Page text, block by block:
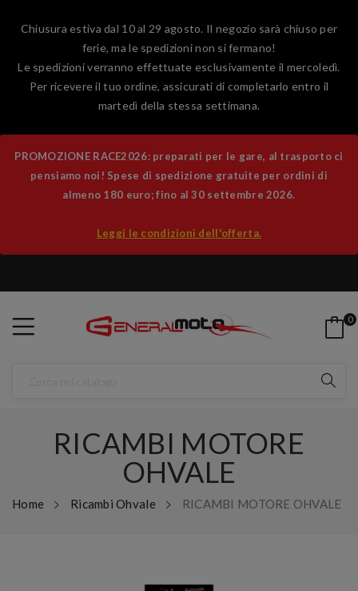
Chiusura estiva dal 10 al 29 agosto. Il negozio sarà chiuso per
ferie, ma le spedizioni non si fermano!
Le spedizioni verranno effettuate esclusivamente il mercoledì.
Per ricevere il tuo ordine, assicurati di completarlo entro il
martedì della stessa settimana.
PROMOZIONE RACE2026: preparati per le gare, al trasporto ci
pensiamo noi! Spese di spedizione gratuite per ordini di
almeno 180 euro; fino al 30 settembre 2026.
Leggi le condizioni dell'offerta.
0
RICAMBI MOTORE
OHVALE
Home Ricambi Ohvale RICAMBI MOTORE OHVALE